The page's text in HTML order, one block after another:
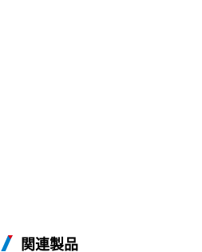
関連製品